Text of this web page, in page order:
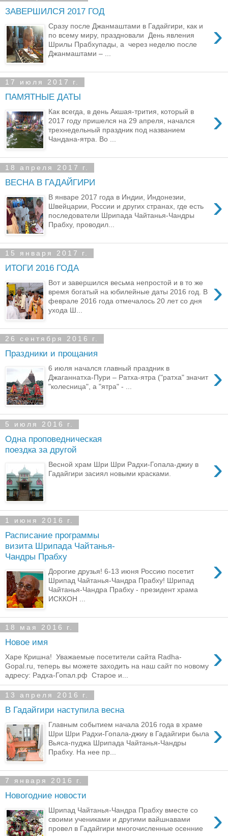
ЗАВЕРШИЛСЯ 2017 ГОД
›
Сразу после Джанмаштами в Гадайгири, как и
по всему миру, праздновали День явления
Шрилы Прабхупады, а через неделю после
Джанмаштами – ...
17 июля 2017 г.
ПАМЯТНЫЕ ДАТЫ
›
Как всегда, в день Акшая-трития, который в
2017 году пришелся на 29 апреля, начался
трехнедельный праздник под названием
Чандана-ятра. Во ...
18 апреля 2017 г.
ВЕСНА В ГАДАЙГИРИ
›
В январе 2017 года в Индии, Индонезии,
Швейцарии, России и других странах, где есть
последователи Шрипада Чайтанья-Чандры
Прабху, проводил...
15 января 2017 г.
ИТОГИ 2016 ГОДА
›
Вот и завершился весьма непростой и в то же
время богатый на юбилейные даты 2016 год. В
феврале 2016 года отмечалось 20 лет со дня
ухода Ш...
26 сентября 2016 г.
Праздники и прощания
›
6 июля начался главный праздник в
Джаганнатха-Пури – Ратха-ятра ("ратха" значит
"колесница", а "ятра" - ...
5 июля 2016 г.
Одна проповедническая
поездка за другой
›
Весной храм Шри Шри Радхи-Гопала-джиу в
Гадайгири засиял новыми красками.
1 июня 2016 г.
Расписание программы
визита Шрипада Чайтанья-
Чандры Прабху
›
Дорогие друзья! 6-13 июня Россию посетит
Шрипад Чайтанья-Чандра Прабху! Шрипад
Чайтанья-Чандра Прабху - президент храма
ИСККОН ...
18 мая 2016 г.
Новое имя ›
Харе Кришна! Уважаемые посетители сайта Radha-
Gopal.ru, теперь вы можете заходить на наш сайт по новому
адресу: Радха-Гопал.рф Старое и...
13 апреля 2016 г.
В Гадайгири наступила весна
›
Главным событием начала 2016 года в храме
Шри Шри Радхи-Гопала-джиу в Гадайгири была
Вьяса-пуджа Шрипада Чайтанья-Чандры
Прабху. На нее пр...
7 января 2016 г.
Новогодние новости
›
Шрипад Чайтанья-Чандра Прабху вместе со
своими учениками и другими вайшнавами
провел в Гадайгири многочисленные осенние